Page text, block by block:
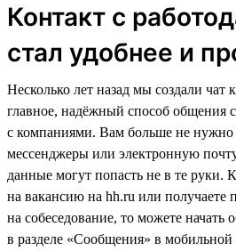
Контакт с
стал удобнее и
Несколько лет назад мы создали
главное, надёжный способ общения
с компаниями. Вам больше не нужно
мессенджеры или электронную
данные могут попасть не в те руки.
на вакансию на hh.ru или получаете
на собеседование, то можете начать
в разделе «Сообщения» в мобильной